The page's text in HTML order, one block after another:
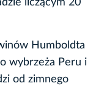
liczącym 20
Humboldta
wybrzeża Peru i
od zimnego